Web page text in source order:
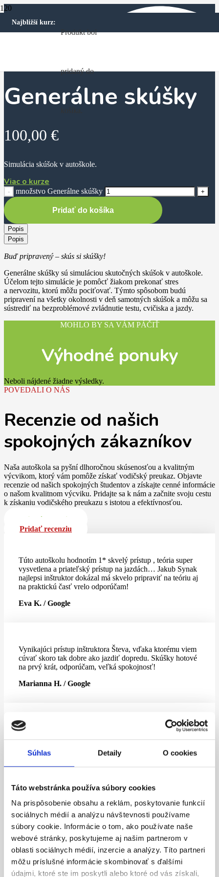
Súhlas Detaily O cookies
Táto webstránka používa súbory cookies
Na prispôsobenie obsahu a reklám, poskytovanie funkcií
sociálnych médií a analýzu návštevnosti používame
súbory cookie. Informácie o tom, ako používate naše
webové stránky, poskytujeme aj našim partnerom v
oblasti sociálnych médií, inzercie a analýzy. Títo partneri
môžu príslušné informácie skombinovať s ďalšími
údajmi, ktoré ste im poskytli alebo ktoré od vás získali,
Najbližší kurz:
Produktbol
pridaný do
Generálne skúšky
100,00 €
Simulácia skúšok v autoškole.
Viac o kurze
množstvo Generálne skúšky
Pridať do košíka
Popis
Popis
Buď pripravený – skús si skúšky!
Generálne skúšky sú simuláciou skutočných skúšok v autoškole.
Účelom tejto simulácie je pomôcť žiakom prekonať stres
a nervozitu, ktorú môžu pociťovať. Týmto spôsobom budú
pripravení na všetky okolnosti v deň samotných skúšok a môžu sa
sústrediť na bezproblémové zvládnutie testu, cvičiska a jazdy.
MOHLO BY SA VÁM PÁČIŤ
Výhodné ponuky
Neboli nájdené žiadne výsledky.
POVEDALI O NÁS
Recenzie od našich
spokojných zákazníkov
Naša autoškola sa pyšní dlhoročnou skúsenosťou a kvalitným
výcvikom, ktorý vám pomôže získať vodičský preukaz. Objavte
recenzie od našich spokojných študentov a získajte cenné informácie
o našom kvalitnom výcviku. Pridajte sa k nám a začnite svoju cestu
k získaniu vodičského preukazu s istotou a efektívnosťou.
Pridať recenziu
Pridať recenziu
Túto autoškolu hodnotím 1* skvelý prístup , teória super
vysvetlena a priateľský prístup na jazdách… Jakub Synak
najlepsi inštruktor dokázal má skvelo pripraviť na teóriu aj
na praktickú časť vrelo odporúčam!
Eva K. / Google
Vynikajúci prístup inštruktora Števa, vďaka ktorému viem
cúvať skoro tak dobre ako jazdiť dopredu. Skúšky hotové
na prvý krát, odporúčam, veľká spokojnosť!
Marianna H. / Google
Za mňa veľká spokojnosť s výberom autoškoly.
Profesionálny prístup po všetkých stránkach, jazdy
Odporúčam inštruktora Števa a ďakujem mu za jeho
obrovskú trpezlivosť.
S výberom autoškoly som spokojná, aj napriek corone
trval výcvik veľmi krátko. A ďakujem inštruktorovi
Števovi Židekovi, kvôli ktorému boli jazdy pre mňa
zábavou ????
Aneta / Google